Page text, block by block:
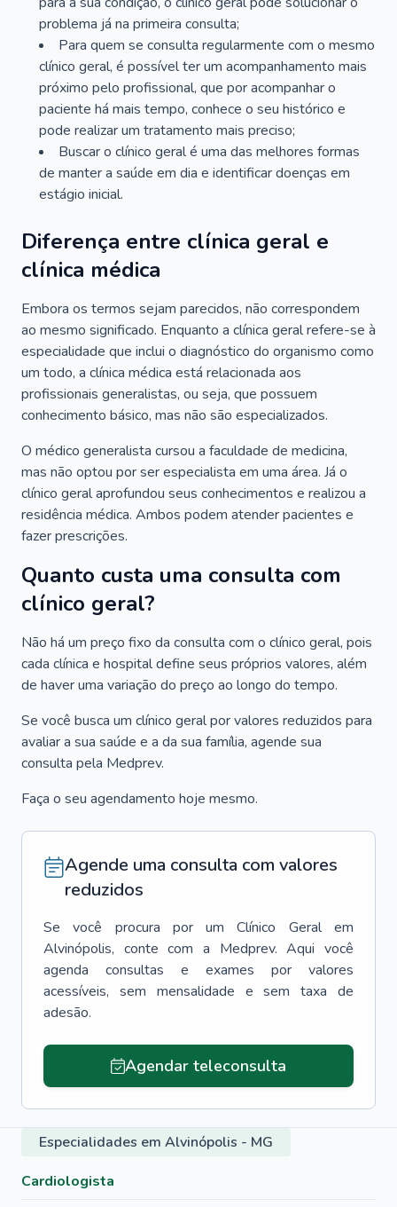
problema já na primeira consulta;
Para quem se consulta regularmente com o mesmo
clínico geral, é possível ter um acompanhamento mais
próximo pelo profissional, que por acompanhar o
paciente há mais tempo, conhece o seu histórico e
pode realizar um tratamento mais preciso;
Buscar o clínico geral é uma das melhores formas
de manter a saúde em dia e identificar doenças em
estágio inicial.
Diferença entre clínica geral e
clínica médica
Embora os termos sejam parecidos, não correspondem
ao mesmo significado. Enquanto a clínica geral refere-se à
especialidade que inclui o diagnóstico do organismo como
um todo, a clínica médica está relacionada aos
profissionais generalistas, ou seja, que possuem
conhecimento básico, mas não são especializados.
O médico generalista cursou a faculdade de medicina,
mas não optou por ser especialista em uma área. Já o
clínico geral aprofundou seus conhecimentos e realizou a
residência médica. Ambos podem atender pacientes e
fazer prescrições.
Quanto custa uma consulta com
clínico geral?
Não há um preço fixo da consulta com o clínico geral, pois
cada clínica e hospital define seus próprios valores, além
de haver uma variação do preço ao longo do tempo.
Se você busca um clínico geral por valores reduzidos para
avaliar a sua saúde e a da sua família, agende sua
consulta pela Medprev.
Faça o seu agendamento hoje mesmo.
Agende uma consulta com valores
reduzidos
Se você procura por um Clínico Geral
em
Alvinópolis, conte com a Medprev. Aqui você
agenda consultas e exames por valores
acessíveis, sem mensalidade e sem taxa de
adesão.
Agendar teleconsulta
Especialidades em Alvinópolis - MG
Cardiologista